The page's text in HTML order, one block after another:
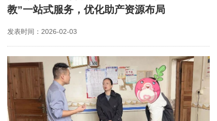
教”一站式服务，优化助产资源布局
发表时间：2026-02-03